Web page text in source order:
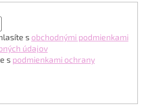
s obchodnými podmienkami
údajov
s podmienkami ochrany